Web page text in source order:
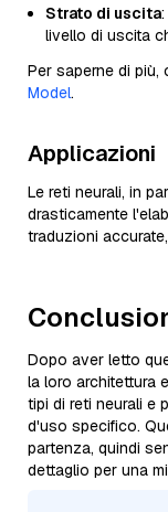
Strato di uscita
livello di uscita
Per saperne di
Model.
Applicazioni
Le reti neurali, in
drasticamente
traduzioni
Dopo aver letto
la loro architettura
tipi di reti neurali e
d'uso specifico.
partenza, quindi
dettaglio per una